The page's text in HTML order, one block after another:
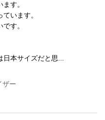
す。
います。
す。
本サイズだと思...
ザー